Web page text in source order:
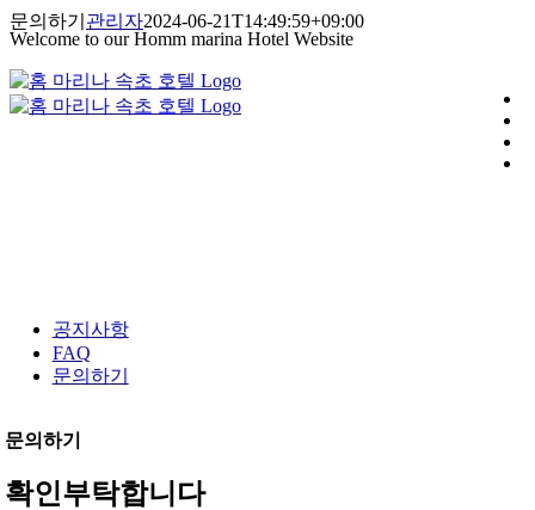
콘
텐
츠
로
건
Welcome to our Homm marina Hotel Website
문의하기 관리자2024-06-21T14:49:59+09:00
공지사항
FAQ
문의하기
문의하기
확인부탁합니다